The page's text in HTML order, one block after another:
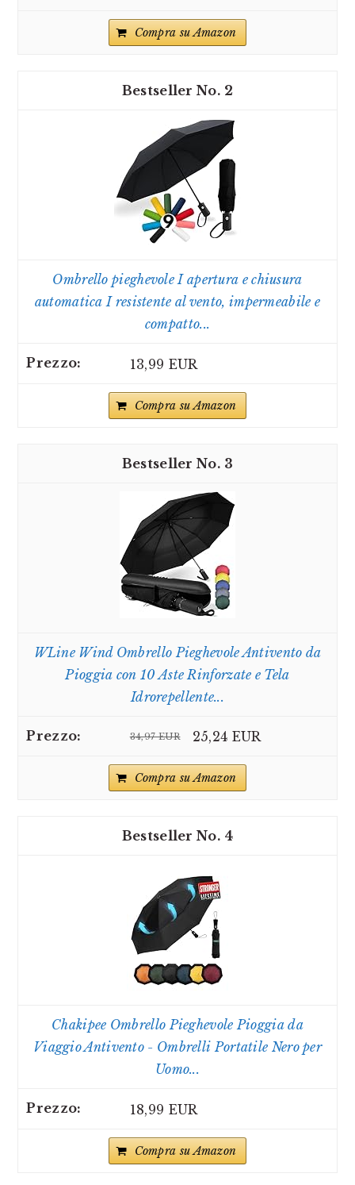
Compra su Amazon
2
Ombrello pieghevole I apertura e chiusura
automatica I resistente al vento, impermeabile e
compatto...
13,99 EUR
Compra su Amazon
3
WLine Wind Ombrello Pieghevole Antivento da
Pioggia con 10 Aste Rinforzate e Tela
Idrorepellente...
34,97 EUR 25,24 EUR
Compra su Amazon
4
Chakipee Ombrello Pieghevole Pioggia da
Viaggio Antivento - Ombrelli Portatile Nero per
Uomo...
18,99 EUR
Compra su Amazon